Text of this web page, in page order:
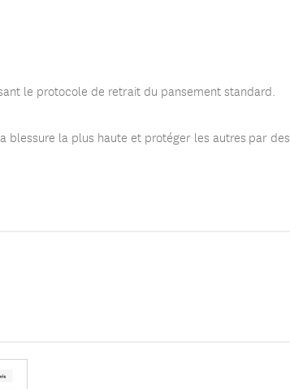
le protocole de retrait du pansement standard.
blessure la plus haute et protéger les autres par des